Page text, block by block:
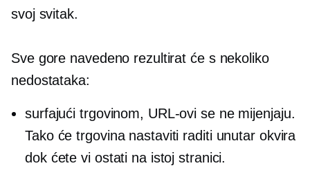
svoj svitak.
Sve gore navedeno rezultirat će s nekoliko
nedostataka:
surfajući trgovinom, URL-ovi se ne mijenjaju.
Tako će trgovina nastaviti raditi unutar okvira
dok ćete vi ostati na istoj stranici.